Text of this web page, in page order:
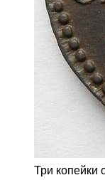
Три копейки